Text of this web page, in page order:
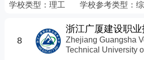
学校类型： 理工 学校参考类型：
8
浙江广厦建设职
Zhejiang Guangsha
Technical University